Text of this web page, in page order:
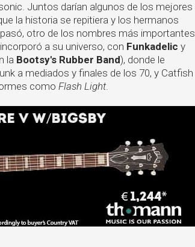
Juntos darían algunos de los mejores
la historia se repitiera y los hermanos
otro de los nombres más importantes
a su universo, con Funkadelic y
la Bootsy's Rubber Band), donde le
a mediados y finales de los 70, y Catfish
como Flash Light.